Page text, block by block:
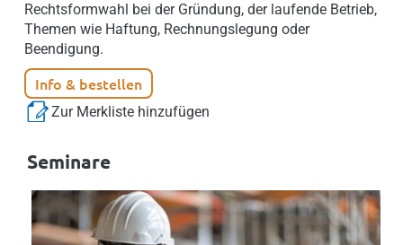
Rechtsformwahl bei der Gründung, der laufende Betrieb,
Themen wie Haftung, Rechnungslegung oder
Beendigung.
Info & bestellen
Zur Merkliste hinzufügen
Seminare